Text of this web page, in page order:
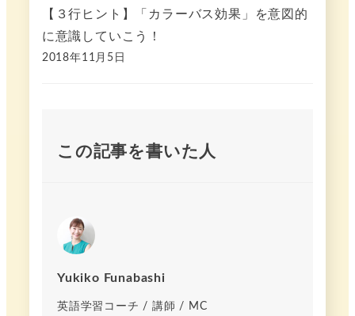
【３行ヒント】「カラーバス効果」を意図的
に意識していこう！
2018年11月5日
この記事を書いた人
Yukiko Funabashi
英語学習コーチ / 講師 / MC